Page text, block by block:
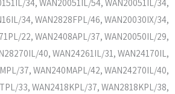
34, WAN20051IL/54, WAN20051IL/34,
34, WAN2828FPL/46, WAN20030IX/34,
22, WAN2408APL/37, WAN20050IL/29,
40, WAN24261IL/31, WAN24170IL,
37, WAN240MAPL/42, WAN24270IL/40,
33, WAN2418KPL/37, WAN2818KPL/38,